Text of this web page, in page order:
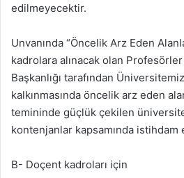
edilmeyecektir.
Unvanında “Öncelik Arz Eden
kadrolara alınacak olan
Başkanlığı tarafından
kalkınmasında öncelik arz eden
temininde güçlük çekilen
kontenjanlar kapsamında istihdam
B- Doçent kadroları için